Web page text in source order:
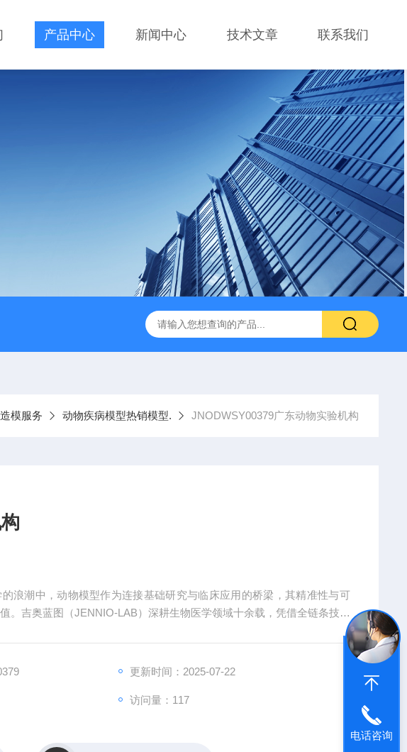
产品中心 新闻中心 技术文章 联系我们
）小鼠模型 人源肿瘤组织异种移植（PDX）小鼠模型 流式实验外包
模服务 动物疾病模型热销模型. JNODWSY00379广东动物实验机构
浪潮中，动物模型作为连接基础研究与临床应用的桥梁，其精准性与可
。吉奥蓝图（JENNIO-LAB）深耕生物医学领域十余载，凭借全链条技术
化服务体系，为全球科研机构、药企及医疗机构提供覆盖动物模型构建、
更新时间：2025-07-22
访问量：117
电话咨询